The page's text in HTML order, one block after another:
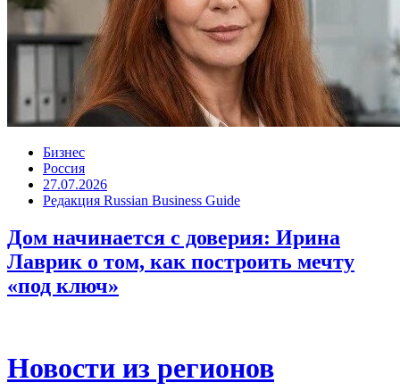
Бизнес
Россия
27.07.2026
Редакция Russian Business Guide
Дом начинается с доверия: Ирина
Лаврик о том, как построить мечту
«под ключ»
Новости из регионов